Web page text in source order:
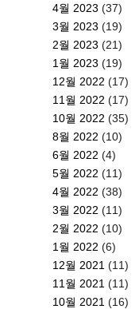
4월 2023 (37)
3월 2023 (19)
2월 2023 (21)
1월 2023 (19)
12월 2022 (17)
11월 2022 (17)
10월 2022 (35)
8월 2022 (10)
6월 2022 (4)
5월 2022 (11)
4월 2022 (38)
3월 2022 (11)
2월 2022 (10)
1월 2022 (6)
12월 2021 (11)
11월 2021 (11)
10월 2021 (16)